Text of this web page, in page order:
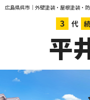
広島県呉市｜外壁塗装・屋根塗装・
平